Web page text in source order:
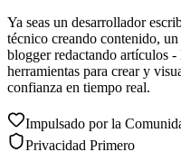
Ya seas un desarrollador
técnico creando contenido,
blogger redactando artículos
herramientas para crear y
confianza en tiempo real.
Impulsado por la
Privacidad Primero